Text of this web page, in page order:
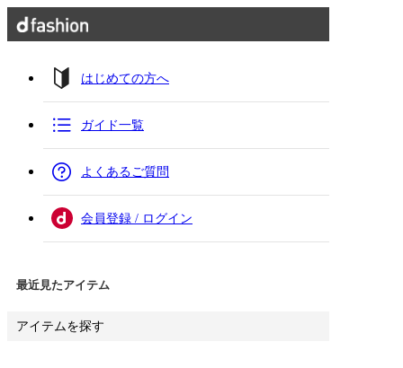
はじめての方へ
ガイド一覧
よくあるご質問
会員登録 / ログイン
最近見たアイテム
アイテムを探す